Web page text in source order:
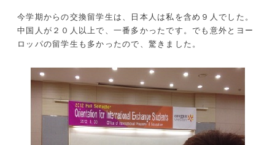
今学期からの交換留学生は、日本人は私を含め９人でした。
中国人が２０人以上で、一番多かったです。でも意外とヨー
ロッパの留学生も多かったので、驚きました。